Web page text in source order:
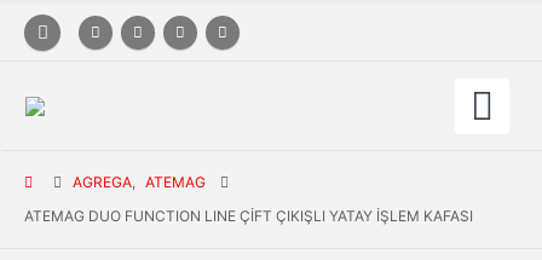
AGREGA, ATEMAG
ATEMAG DUO FUNCTION LINE ÇIFT ÇIKIŞLI YATAY İŞLEM KAFASI